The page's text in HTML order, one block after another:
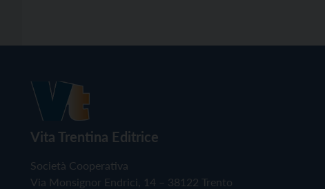
Vita Trentina Editrice
Società Cooperativa
Via Monsignor Endrici, 14 – 38122 Trento